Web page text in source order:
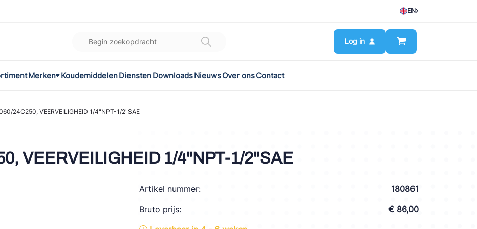
EN
Log in
Merken
KoudemiddelenDienstenDownloadsNieuwsOver onsContact
24C250, VEERVEILIGHEID 1/4"NPT-1/2"SAE
VEERVEILIGHEID 1/4"NPT-1/2"SAE
Artikel nummer:
180861
Bruto prijs:
€ 86,00